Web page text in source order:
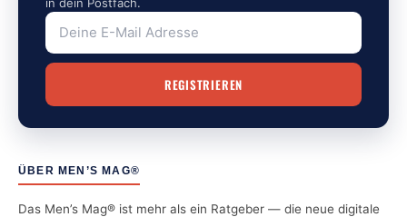
ÜBER MEN’S MAG®
Das Men’s Mag® ist mehr als ein Ratgeber — die neue digitale